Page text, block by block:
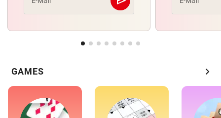
Abschicken
GAMES chevron_right